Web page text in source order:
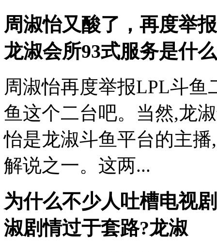
周淑怡又酸了，再度举
龙淑会所93式服务是什
周淑怡再度举报LPL斗
鱼这个二台吧。当然,龙
怡是龙淑斗鱼平台的主
解说之一。这两...
为什么不少人吐槽电视
淑剧情过于套路?龙淑